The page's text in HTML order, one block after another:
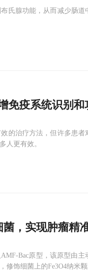
氏腺功能，从而减少肠
免疫系统识别
的治疗方法，但许多患
人更有效。
菌，实现肿瘤精
Bac原型，该原型由
修饰细菌上的Fe3O4纳米